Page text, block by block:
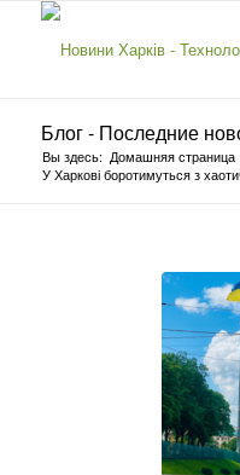
Блог - Последние
Вы здесь: Домашняя страница
У Харкові боротимуться з